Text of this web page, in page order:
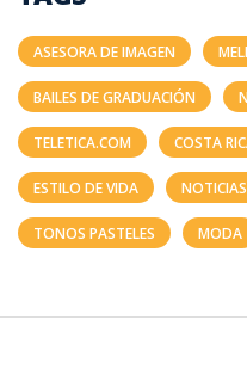
ASESORA DE IMAGEN
BAILES DE GRADUACIÓN
TELETICA.COM COSTA
ESTILO DE VIDA
TONOS PASTELES MODA